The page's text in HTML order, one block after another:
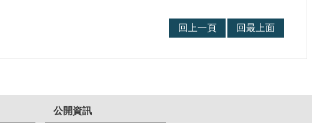
回上一頁 回最上面
公開資訊